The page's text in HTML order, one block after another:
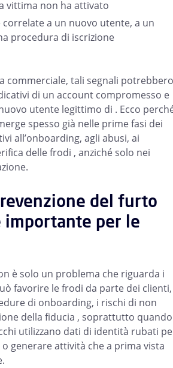
vittima non ha attivato
a un nuovo utente, a un
procedura di iscrizione
commerciale, tali segnali potrebbero
di un account compromesso e
utente legittimo di . Ecco
spesso già nelle prime fasi dei
all’onboarding, agli abusi, ai
delle frodi , anziché solo nei
del furto
importante per le
è solo un problema che riguarda i
favorire le frodi da parte dei clienti,
di onboarding, i rischi di non
della fiducia , soprattutto quando
utilizzano dati di identità rubati
generare attività che a prima vista